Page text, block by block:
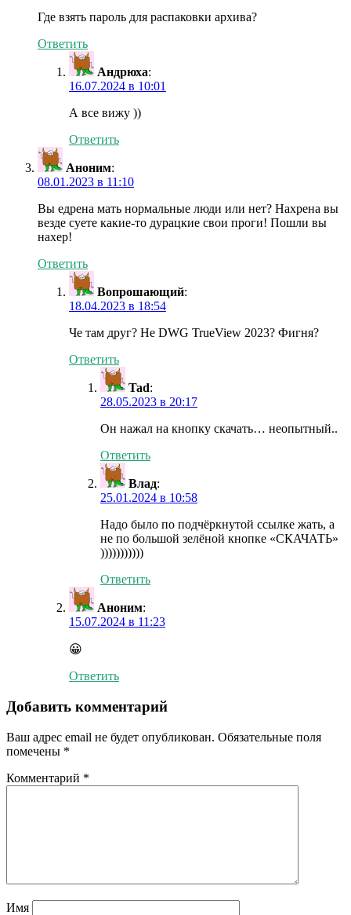
Где взять пароль для распаковки архива?
Ответить
Андрюха:
16.07.2024 в 10:01
А все вижу ))
Ответить
Аноним:
08.01.2023 в 11:10
Вы едрена мать нормальные люди или нет? Нахрена вы
везде суете какие-то дурацкие свои проги! Пошли вы
нахер!
Ответить
Вопрошающий:
18.04.2023 в 18:54
Че там друг? Не DWG TrueView 2023? Фигня?
Ответить
Tad:
28.05.2023 в 20:17
Он нажал на кнопку скачать… неопытный..
Ответить
Влад:
25.01.2024 в 10:58
Надо было по подчёркнутой ссылке жать, а
не по большой зелёной кнопке «СКАЧАТЬ»
)))))))))))
Ответить
Аноним:
15.07.2024 в 11:23
😀
Ответить
Добавить комментарий
Ваш адрес email не будет опубликован. Обязательные поля
помечены *
Комментарий *
Имя